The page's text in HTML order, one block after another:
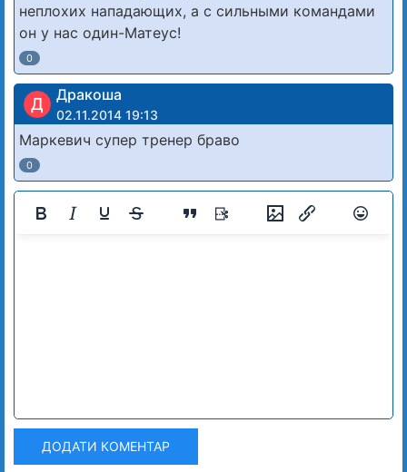
неплохих нападающих, а с сильными командами
он у нас один-Матеус!
0
Д Дракоша
02.11.2014 19:13
Маркевич супер тренер браво
0
ДОДАТИ КОМЕНТАР